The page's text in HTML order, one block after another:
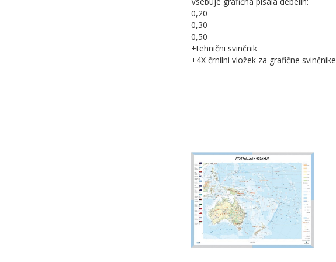
0,20
0,30
0,50
+tehnični svinčnik
+4X črnilni vložek za grafične svinčnike